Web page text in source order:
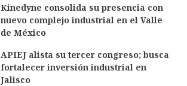
Kinedyne consolida su presencia con
nuevo complejo industrial en el Valle
de México
APIEJ alista su tercer congreso; busca
fortalecer inversión industrial en
Jalisco